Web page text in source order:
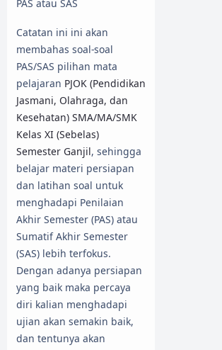
PAS atau SAS
Catatan ini ini akan
membahas soal-soal
PAS/SAS pilihan mata
pelajaran PJOK (Pendidikan
Jasmani, Olahraga, dan
Kesehatan) SMA/MA/SMK
Kelas XI (Sebelas)
Semester Ganjil, sehingga
belajar materi persiapan
dan latihan soal untuk
menghadapi Penilaian
Akhir Semester (PAS) atau
Sumatif Akhir Semester
(SAS) lebih terfokus.
Dengan adanya persiapan
yang baik maka percaya
diri kalian menghadapi
ujian akan semakin baik,
dan tentunya akan